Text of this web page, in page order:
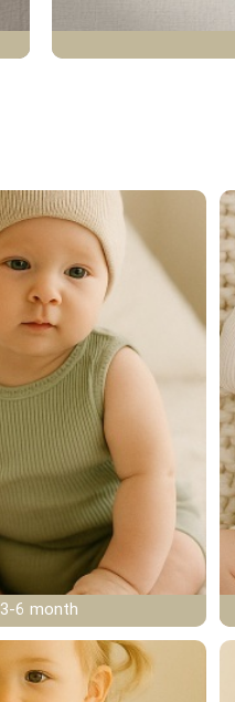
3-6 month